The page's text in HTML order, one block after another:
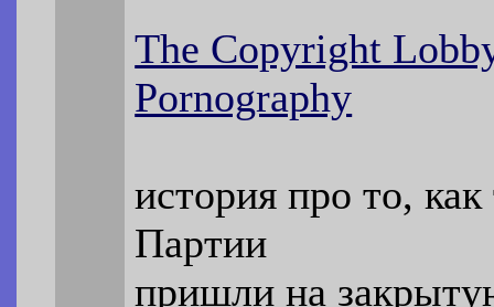
The Copyright
Pornography
история про то,
Партии
пришли на